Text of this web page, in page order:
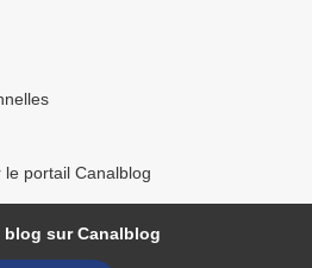
portail Canalblog
blog sur Canalblog